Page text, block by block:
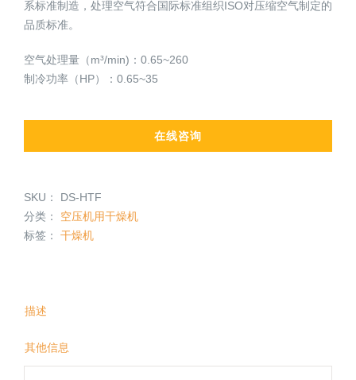
系标准制造，处理空气符合国际标准组织ISO对压缩空气制定的
品质标准。
空气处理量（m³/min)：0.65~260
制冷功率（HP）：0.65~35
在线咨询
SKU： DS-HTF
分类： 空压机用干燥机
标签： 干燥机
描述
其他信息